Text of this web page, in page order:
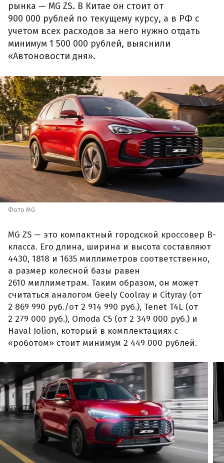
рынка — MG ZS. В Китае он стоит от
900 000 рублей по текущему курсу, а в РФ с
учетом всех расходов за него нужно отдать
минимум 1 500 000 рублей, выяснили
«Автоновости дня».
Фото MG
MG ZS — это компактный городской кроссовер B-
класса. Его длина, ширина и высота составляют
4430, 1818 и 1635 миллиметров соответственно,
а размер колесной базы равен
2610 миллиметрам. Таким образом, он может
считаться аналогом Geely Coolray и Cityray (от
2 869 990 руб./от 2 914 990 руб.), Tenet T4L (от
2 279 000 руб.), Omoda C5 (от 2 349 000 руб.) и
Haval Jolion, который в комплектациях с
«роботом» стоит минимум 2 449 000 рублей.